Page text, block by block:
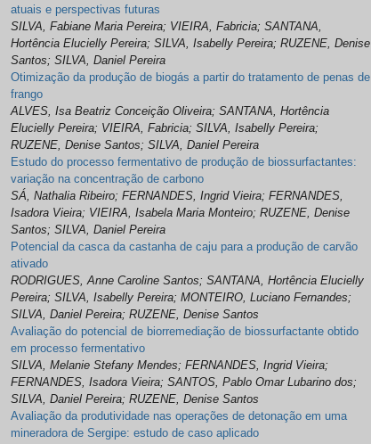
atuais e perspectivas futuras
SILVA, Fabiane Maria Pereira; VIEIRA, Fabricia; SANTANA,
Hortência Elucielly Pereira; SILVA, Isabelly Pereira; RUZENE, Denise
Santos; SILVA, Daniel Pereira
Otimização da produção de biogás a partir do tratamento de penas de
frango
ALVES, Isa Beatriz Conceição Oliveira; SANTANA, Hortência
Elucielly Pereira; VIEIRA, Fabricia; SILVA, Isabelly Pereira;
RUZENE, Denise Santos; SILVA, Daniel Pereira
Estudo do processo fermentativo de produção de biossurfactantes:
variação na concentração de carbono
SÁ, Nathalia Ribeiro; FERNANDES, Ingrid Vieira; FERNANDES,
Isadora Vieira; VIEIRA, Isabela Maria Monteiro; RUZENE, Denise
Santos; SILVA, Daniel Pereira
Potencial da casca da castanha de caju para a produção de carvão
ativado
RODRIGUES, Anne Caroline Santos; SANTANA, Hortência Elucielly
Pereira; SILVA, Isabelly Pereira; MONTEIRO, Luciano Fernandes;
SILVA, Daniel Pereira; RUZENE, Denise Santos
Avaliação do potencial de biorremediação de biossurfactante obtido
em processo fermentativo
SILVA, Melanie Stefany Mendes; FERNANDES, Ingrid Vieira;
FERNANDES, Isadora Vieira; SANTOS, Pablo Omar Lubarino dos;
SILVA, Daniel Pereira; RUZENE, Denise Santos
Avaliação da produtividade nas operações de detonação em uma
mineradora de Sergipe: estudo de caso aplicado